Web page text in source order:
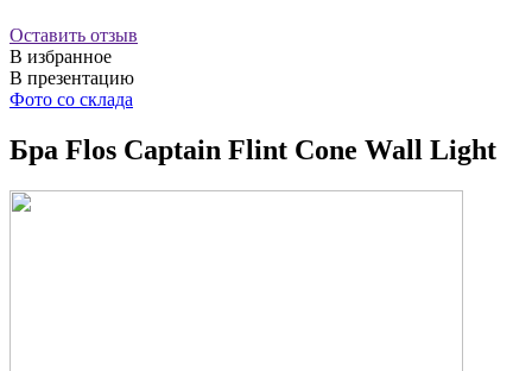
Оставить отзыв
В избранное
В презентацию
Фото со склада
Бра Flos Captain Flint Cone Wall Light